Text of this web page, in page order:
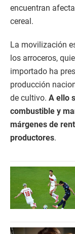
encuentran
cereal.
La movilización
los arroceros,
importado ha
producción
de cultivo. A ello
combustible y
márgenes de
productores.